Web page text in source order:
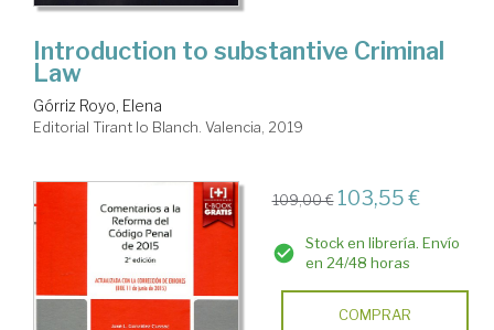
Introduction to substantive Criminal
Law
Górriz Royo, Elena
Editorial Tirant lo Blanch. Valencia, 2019
109,00 € 103,55 €
Stock en librería. Envío
en 24/48 horas
COMPRAR